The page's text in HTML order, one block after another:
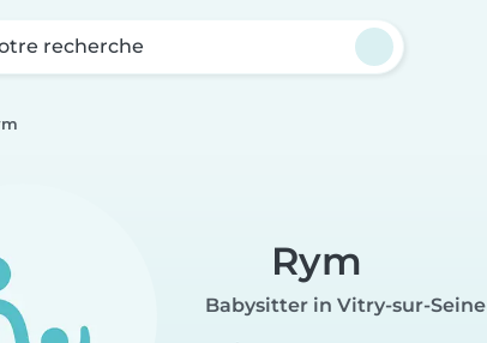
recherche
Rym
Babysitter in Vitry-sur-Seine